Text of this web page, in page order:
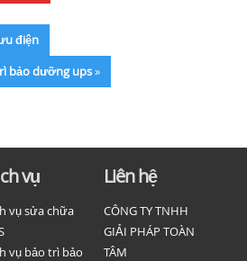
điện
bảo dưỡng ups»
vụ
vụ sửa chữa
vụ bảo trì bảo
Liên hệ
CÔNG TY TNHH
GIẢI PHÁP TOÀN
TÂM